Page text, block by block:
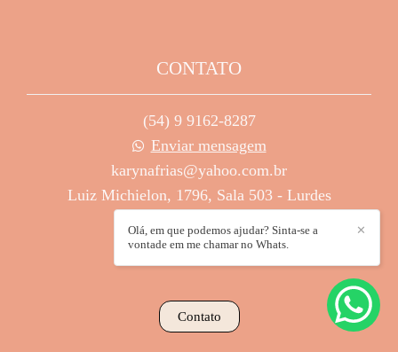
CONTATO
(54) 9 9162-8287
Enviar mensagem
karynafrias@yahoo.com.br
Luiz Michielon, 1796, Sala 503 - Lurdes
Contato
✕
Olá, em que podemos ajudar? Sinta-se a
vontade em me chamar no Whats.